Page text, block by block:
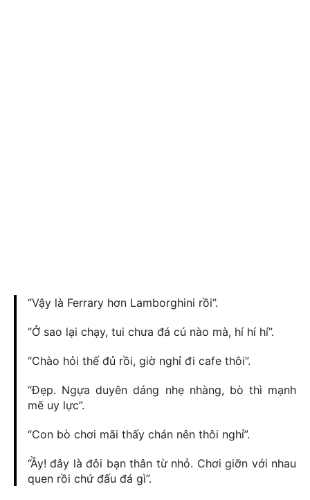
“Vậy là Ferrary hơn Lamborghini rồi”.
“Ở sao lại chạy, tui chưa đá cú nào mà, hí hí hí”.
“Chào hỏi thế đủ rồi, giờ nghỉ đi cafe thôi”.
“Đẹp. Ngựa duyên dáng nhẹ nhàng, bò thì mạnh
mẽ uy lực”.
“Con bò chơi mãi thấy chán nên thôi nghỉ”.
“Ầy! đây là đôi bạn thân từ nhỏ. Chơi giỡn với nhau
quen rồi chứ đấu đá gì”.